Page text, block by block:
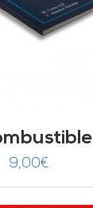
9,00€